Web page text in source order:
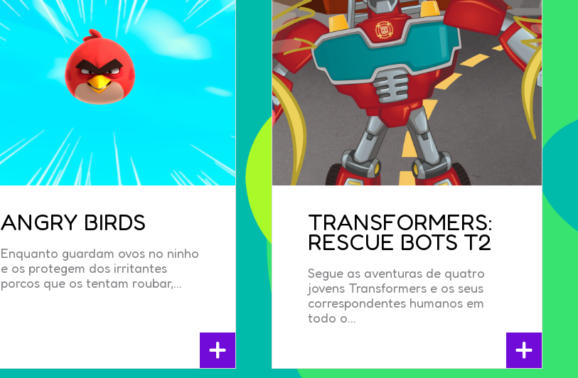
ANGRY BIRDS
Enquanto guardam ovos no ninho
e os protegem dos irritantes
porcos que os tentam roubar,...
+
TRANSFORMERS:
RESCUE BOTS T2
Segue as aventuras de quatro
jovens Transformers e os seus
correspondentes humanos em
todo o...
+